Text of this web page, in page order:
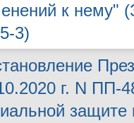
к нему"
3)
г. N ПП-
защите